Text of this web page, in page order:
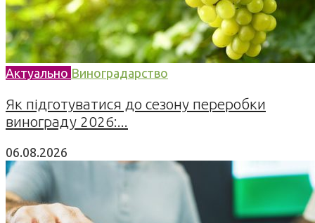
Актуально Виноградарство
Як підготуватися до сезону переробки
винограду 2026:...
06.08.2026